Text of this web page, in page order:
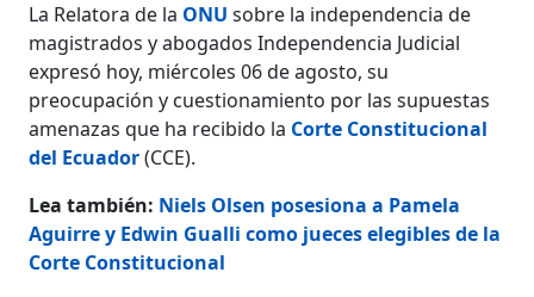
La Relatora de la ONU sobre la independencia de
magistrados y abogados Independencia Judicial
expresó hoy, miércoles 06 de agosto, su
preocupación y cuestionamiento por las supuestas
amenazas que ha recibido la Corte Constitucional
del Ecuador(CCE).
Lea también: Niels Olsen posesiona a Pamela
Aguirre y Edwin Gualli como jueces elegibles de la
Corte Constitucional